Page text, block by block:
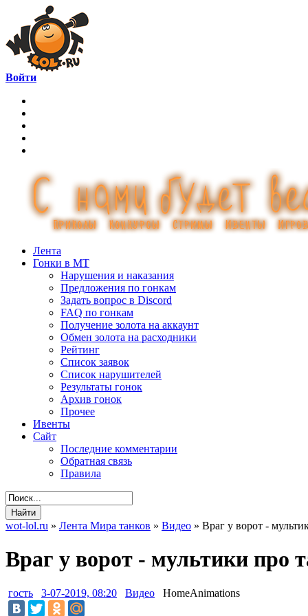
Войти
Лента
Гонки в МТ
Нарушения и наказания
Предложения по гонкам
Задать вопрос в Discord
FAQ по гонкам
Получение золота на аккаунт
Обмен золота на расходники
Рейтинг
Список заявок
Список нарушителей
Результаты гонок
Архив гонок
Прочее
Ивенты
Сайт
Последние комментарии
Обратная связь
Правила
wot-lol.ru » Лента Мира танков » Видео » Враг у ворот -
Враг у ворот - мультики про
гость 3-07-2019, 08:20 Видео HomeAnimations